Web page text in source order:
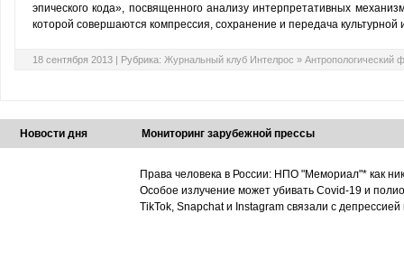
эпического кода», посвященного анализу интерпретативных
которой совершаются компрессия, сохранение и передача
18 сентября 2013 | Рубрика: Журнальный клуб Интелрос » Антропологический
Новости дня Мониторинг зарубежной прессы
Права человека в России: НПО "Мемориал"* как
Особое излучение может убивать Covid-19 и
TikTok, Snapchat и Instagram связали с